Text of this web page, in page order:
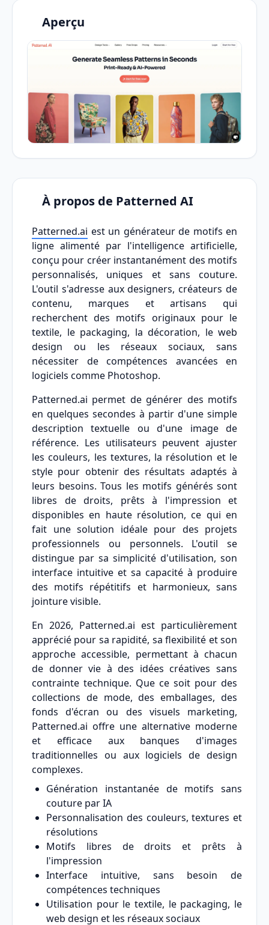
Aperçu
À propos de Patterned AI
Patterned.ai est un générateur de motifs en
ligne alimenté par l'intelligence artificielle,
conçu pour créer instantanément des motifs
personnalisés, uniques et sans couture.
L'outil s'adresse aux designers, créateurs de
contenu, marques et artisans qui
recherchent des motifs originaux pour le
textile, le packaging, la décoration, le web
design ou les réseaux sociaux, sans
nécessiter de compétences avancées en
logiciels comme Photoshop.
Patterned.ai permet de générer des motifs
en quelques secondes à partir d'une simple
description textuelle ou d'une image de
référence. Les utilisateurs peuvent ajuster
les couleurs, les textures, la résolution et le
style pour obtenir des résultats adaptés à
leurs besoins. Tous les motifs générés sont
libres de droits, prêts à l'impression et
disponibles en haute résolution, ce qui en
fait une solution idéale pour des projets
professionnels ou personnels. L'outil se
distingue par sa simplicité d'utilisation, son
interface intuitive et sa capacité à produire
des motifs répétitifs et harmonieux, sans
jointure visible.
En 2026, Patterned.ai est particulièrement
apprécié pour sa rapidité, sa flexibilité et son
approche accessible, permettant à chacun
de donner vie à des idées créatives sans
contrainte technique. Que ce soit pour des
collections de mode, des emballages, des
fonds d'écran ou des visuels marketing,
Patterned.ai offre une alternative moderne
et efficace aux banques d'images
traditionnelles ou aux logiciels de design
complexes.
Génération instantanée de motifs sans
couture par IA
Personnalisation des couleurs, textures et
résolutions
Motifs libres de droits et prêts à
l'impression
Interface intuitive, sans besoin de
compétences techniques
Utilisation pour le textile, le packaging, le
web design et les réseaux sociaux